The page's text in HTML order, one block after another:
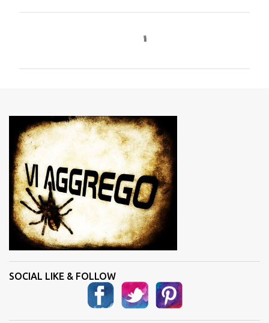
n
t
i
SOCIAL LIKE & FOLLOW